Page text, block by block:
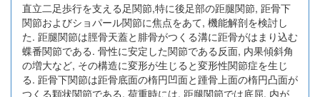
直立二足歩行を支える足関節,特に後足部の距腿関節, 距骨下
関節およびショパール関節に焦点をあて, 機能解剖を検討し
た. 距腿関節は脛骨天蓋と腓骨がつくる溝に距骨がはまり込む
蝶番関節である. 骨性に安定した関節である反面, 内果傾斜角
の増大など, その構造に変形が生じると変形性関節症を生じ
る. 距骨下関節は距骨底面の楕円凹面と踵骨上面の楕円凸面が
つくる顆状関節である. 荷重時には, 距腿関節では底屈, 内が